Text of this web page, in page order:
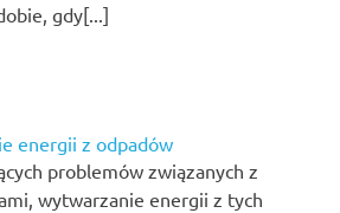
gdy[...]
energii z odpadów
problemów związanych z
wytwarzanie energii z tych